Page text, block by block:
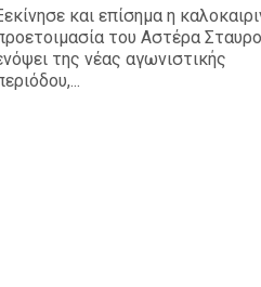
και επίσημα η
του Αστέρα
της νέας αγωνιστικής